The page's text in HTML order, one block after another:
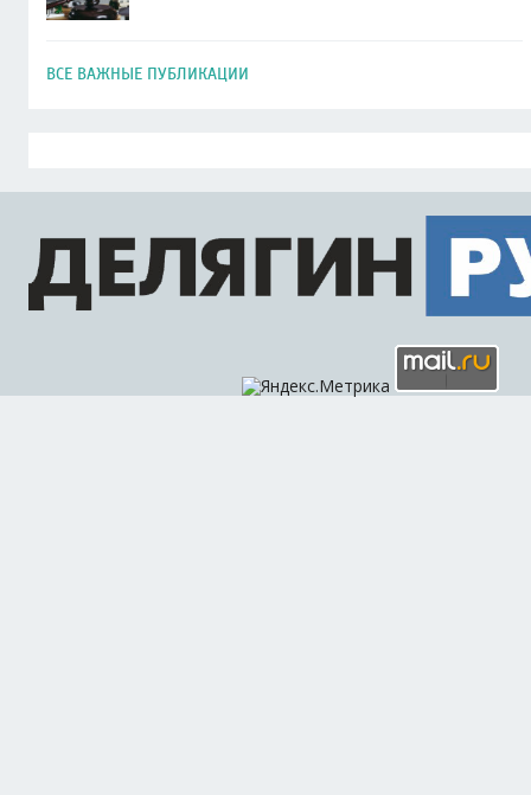
ВСЕ ВАЖНЫЕ ПУБЛИКАЦИИ